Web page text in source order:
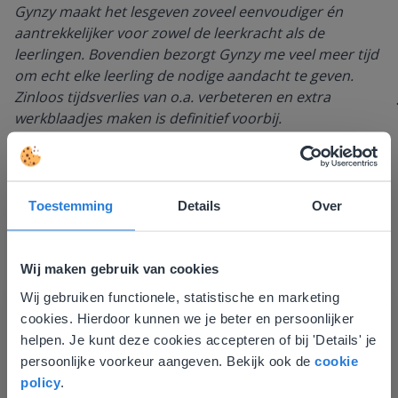
Toestemming Details Over
Wij maken gebruik van cookies
Wij gebruiken functionele, statistische en marketing
cookies. Hierdoor kunnen we je beter en persoonlijker
helpen. Je kunt deze cookies accepteren of bij 'Details' je
persoonlijke voorkeur aangeven. Bekijk ook de cookie
policy
Gynzy maakt het lesgeven zoveel eenvoudiger én
aantrekkelijker voor zowel de leerkracht als de
leerlingen. Bovendien bezorgt Gynzy me veel meer tijd
om echt elke leerling de nodige aandacht te geven.
Zinloos tijdsverlies van o.a. verbeteren en extra
werkblaadjes maken is definitief voorbij.
Leefschool Het Droomschip
Deze website komt niet
overeen met je locatie
Gezien je locatie, denken we dat je misschien
liever naar de website voor English gaat. Hier